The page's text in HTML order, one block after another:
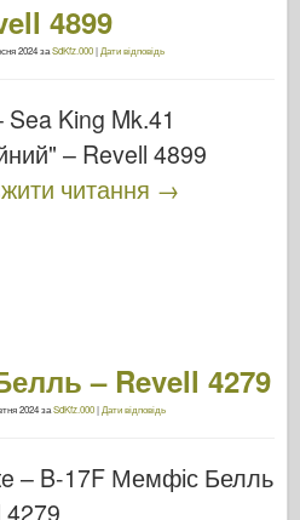
4899
2024заSdKfz.000| Дати відповідь
King Mk.41
– Revell 4899
читання →
– Revell 4279
2024заSdKfz.000| Дати відповідь
– B-17F Мемфіс Белль
4279